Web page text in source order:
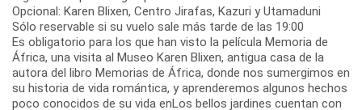
Opcional: Karen Blixen, Centro Jirafas, Kazuri y Utamaduni
Sólo reservable si su vuelo sale más tarde de las 19:00
Es obligatorio para los que han visto la película Memoria de
África, una visita al Museo Karen Blixen, antigua casa de la
autora del libro Memorias de África, donde nos sumergimos en
su historia de vida romántica, y aprenderemos algunos hechos
poco conocidos de su vida enLos bellos jardines cuentan con